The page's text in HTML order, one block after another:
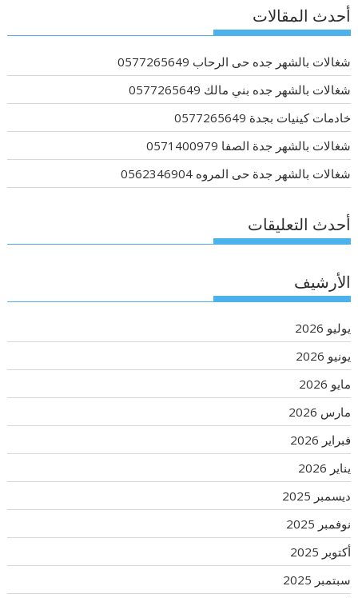
أحدث المقالات
شغالات بالشهر جده حى الرحاب 0577265649
شغالات بالشهر جده بني مالك 0577265649
خادمات كينيات بجدة 0577265649
شغالات بالشهر جدة الصفا 0571400979
شغالات بالشهر جدة حى المروه 0562346904
أحدث التعليقات
الأرشيف
يوليو 2026
يونيو 2026
مايو 2026
مارس 2026
فبراير 2026
يناير 2026
ديسمبر 2025
نوفمبر 2025
أكتوبر 2025
سبتمبر 2025